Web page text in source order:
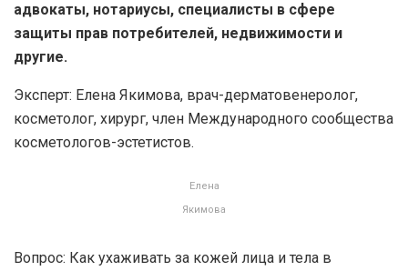
адвокаты, нотариусы, специалисты в сфере
защиты прав потребителей, недвижимости и
другие.
Эксперт: Елена Якимова, врач-дерматовенеролог,
косметолог, хирург, член Международного сообщества
косметологов-эстетистов.
Елена
Якимова
Вопрос: Как ухаживать за кожей лица и тела в